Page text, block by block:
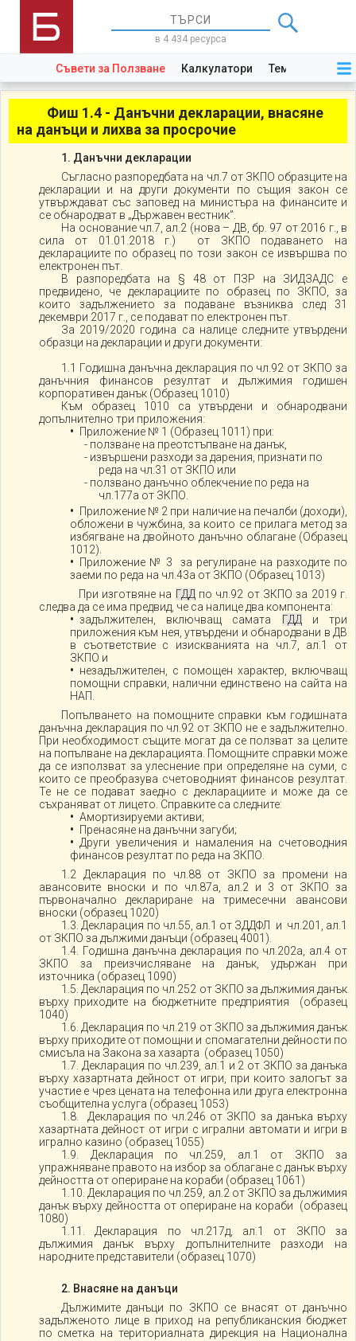
в 4 434 ресурса
Съвети за Ползване Калкулатори Теми Закони
Фиш 1.4 - Данъчни декларации, внасяне
на данъци и лихва за просрочие
1. Данъчни декларации
Съгласно разпоредбата на чл.7 от ЗКПО образците на
декларации и на други документи по същия закон се
утвърждават със заповед на министъра на финансите и
се обнародват в „Държавен вестник”.
На основание чл.7, ал.2 (нова – ДВ, бр. 97 от 2016 г., в
сила от 01.01.2018 г.) от ЗКПО подаването на
декларациите по образец по този закон се извършва по
електронен път.
В разпоредбата на § 48 от ПЗР на ЗИДЗАДС е
предвидено, че декларациите по образец по ЗКПО, за
които задължението за подаване възниква след 31
декември 2017 г., се подават по електронен път.
За 2019/2020 година са налице следните утвърдени
образци на декларации и други документи:
1.1 Годишна данъчна декларация по чл.92 от ЗКПО за
данъчния финансов резултат и дължимия годишен
корпоративен данък (Образец 1010)
Към образец 1010 са утвърдени и обнародвани
допълнително три приложения:
Приложение № 1 (Образец 1011) при:
- ползване на преотстъпване на данък,
- извършени разходи за дарения, признати по
реда на чл.31 от ЗКПО или
- ползвано данъчно облекчение по реда на
чл.177а от ЗКПО.
Приложение № 2 при наличие на печалби (доходи),
обложени в чужбина, за които се прилага метод за
избягване на двойното данъчно облагане (Образец
1012).
Приложение № 3 за регулиране на разходите по
заеми по реда на чл.43а от ЗКПО (Образец 1013)
При изготвяне на ГДД по чл.92 от ЗКПО за 2019 г.
следва да се има предвид, че са налице два компонента:
задължителен, включващ самата
ГДД и три
приложения към нея, утвърдени и обнародвани в ДВ
в съответствие с изискванията на чл.7, ал.1 от
ЗКПО и
незадължителен, с помощен характер, включващ
помощни справки, налични единствено на сайта на
НАП.
Попълването на помощните справки към годишната
данъчна декларация по чл.92 от ЗКПО не е задължително.
При необходимост същите могат да се ползват за целите
на попълване на декларацията. Помощните справки може
да се използват за улеснение при определяне на суми, с
които се преобразува счетоводният финансов резултат.
Те не се подават заедно с декларациите и може да се
съхраняват от лицето. Справките са следните:
Амортизируеми активи;
Пренасяне на данъчни загуби;
Други увеличения и намаления на счетоводния
финансов резултат по реда на ЗКПО.
1.2 Декларация по чл.88 от ЗКПО за промени на
авансовите вноски и по чл.87а, ал.2 и 3 от ЗКПО за
първоначално деклариране на тримесечни авансови
вноски (образец 1020)
1.3. Декларация по чл.55, ал.1 от ЗДДФЛ и чл.201, ал.1
от ЗКПО за дължими данъци (образец 4001).
1.4. Годишна данъчна декларация по чл.202а, ал.4 от
ЗКПО за преизчисляване на данък, удържан при
източника (образец 1090)
1.5. Декларация по чл.252 от ЗКПО за дължимия данък
върху приходите на бюджетните предприятия (образец
1040)
1.6. Декларация по чл.219 от ЗКПО за дължимия данък
върху приходите от помощни и спомагателни дейности по
смисъла на Закона за хазарта (образец 1050)
1.7. Декларация по чл.239, ал.1 и 2 от ЗКПО за данъка
върху хазартната дейност от игри, при които залогът за
участие е чрез цената на телефонна или друга електронна
съобщителна услуга (образец 1053)
1.8. Декларация по чл.246 от ЗКПО за данъка върху
хазартната дейност от игри с игрални автомати и игри в
игрално казино (образец 1055)
1.9. Декларация по чл.259, ал.1 от ЗКПО за
упражняване правото на избор за облагане с данък върху
дейността от опериране на кораби (образец 1061)
1.10. Декларация по чл.259, ал.2 от ЗКПО за дължимия
данък върху дейността от опериране на кораби (образец
1080)
1.11. Декларация по чл.217д, ал.1 от ЗКПО за
дължимия данък върху допълнителните разходи на
народните представители (образец 1070)
2. Внасяне на данъци
Дължимите данъци по ЗКПО се внасят от данъчно
задълженото лице в приход на републиканския бюджет
по сметка на териториалната дирекция на Национална